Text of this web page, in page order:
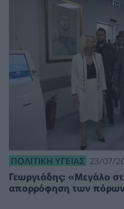
ΠΟΛΙΤΙΚΉ ΥΓΕΊΑΣ 23/07/
Γεωργιάδης: «Μεγάλο
απορρόφηση των πόρων